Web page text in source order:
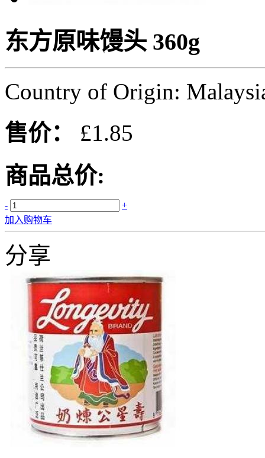
东方原味馒头 360g
Country of Origin:
售价：
£1.85
商品总价:
-
+
加入购物车
分享